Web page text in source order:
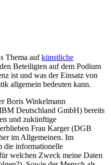
Thema aufkünstliche
Beteiligten auf dem Podium
ist und was der Einsatz von
allgemein bedeuten kann.
Boris Winkelmann
Deutschland GmbH) bereits
und zukünftige
Frau Karger (DGB
im Allgemeinen. Im
die informationelle
welchen Zweck meine Daten